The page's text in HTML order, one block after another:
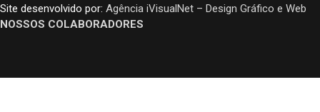
Site desenvolvido por: Agência iVisualNet – Design Gráfico e Web
NOSSOS COLABORADORES